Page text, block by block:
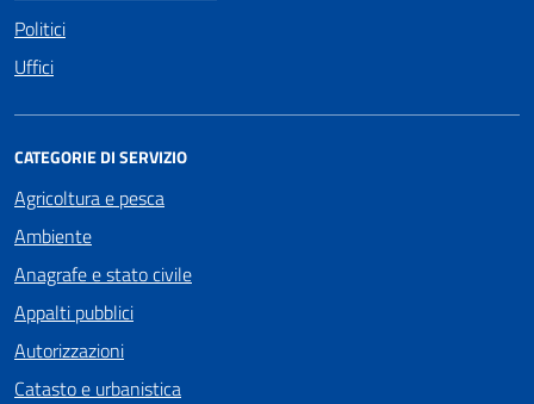
Politici
Uffici
CATEGORIE DI SERVIZIO
Agricoltura e pesca
Ambiente
Anagrafe e stato civile
Appalti pubblici
Autorizzazioni
Catasto e urbanistica